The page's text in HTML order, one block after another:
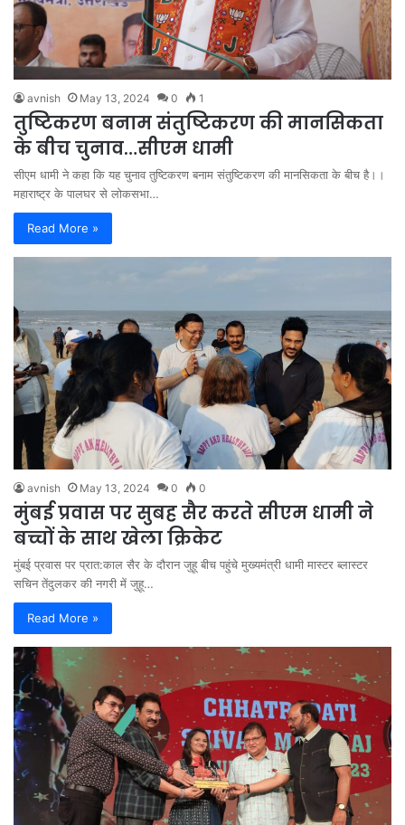
avnish May 13, 2024 0 1
तुष्टिकरण बनाम संतुष्टिकरण की मानसिकता
के बीच चुनाव…सीएम धामी
सीएम धामी ने कहा कि यह चुनाव तुष्टिकरण बनाम संतुष्टिकरण की मानसिकता के बीच है।।
महाराष्ट्र के पालघर से लोकसभा…
Read More »
avnish May 13, 2024 0 0
मुंबई प्रवास पर सुबह सैर करते सीएम धामी ने
बच्चों के साथ खेला क्रिकेट
मुंबई प्रवास पर प्रात:काल सैर के दौरान जुहू बीच पहुंचे मुख्यमंत्री धामी मास्टर ब्लास्टर
सचिन तेंदुलकर की नगरी में जुहू…
Read More »